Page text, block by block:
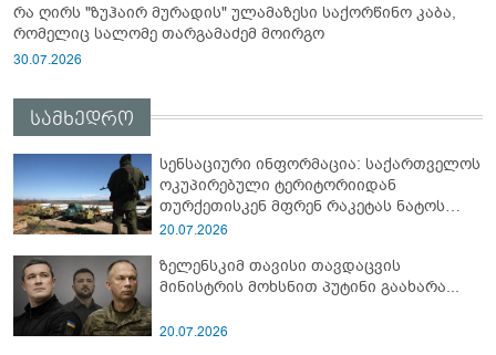
რა ღირს "ზუჰაირ მურადის" ულამაზესი საქორწინო კაბა,
რომელიც სალომე თარგამაძემ მოირგო
30.07.2026
სამხედრო
სენსაციური ინფორმაცია: საქართველოს
ოკუპირებული ტერიტორიიდან
თურქეთისკენ მფრენ რაკეტას ნატოს
სამიტი კინაღამ ჩაუშლია
20.07.2026
ზელენსკიმ თავისი თავდაცვის
მინისტრის მოხსნით პუტინი გაახარა...
20.07.2026